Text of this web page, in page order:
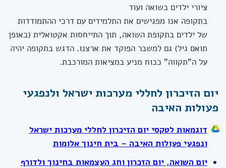
ציורי ילדים בשואה ועוד
בתקופה אנו מפגישים את התלמידים עם דרכי ההתמודדות
של ילדים בתקופת השואה, תוך התייחסות אקטואלית (באופן
תואם גיל) גם למשבר הפוקד את ארצנו. הדגש בתקופה יהיה
על ה"תקווה" ככוח מניע במציאות המורכבת.
יום הזיכרון לחללי מערכות ישראל ולנפגעי
פעולות האיבה
דוגמאות לטקסי יום הזיכרון לחללי מערכות ישראל
ונפגעי פעולות האיבה - בית חינוך אלומות
יום השואה, יום הזכרון וחג העצמאות בחינוך ולדורף